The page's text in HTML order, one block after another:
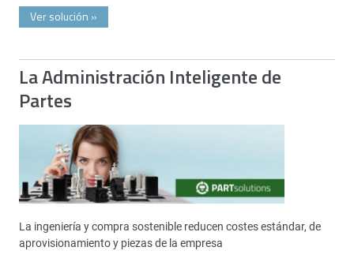
Ver solución »
La Administración Inteligente de
Partes
La ingeniería y compra sostenible reducen costes estándar, de
aprovisionamiento y piezas de la empresa